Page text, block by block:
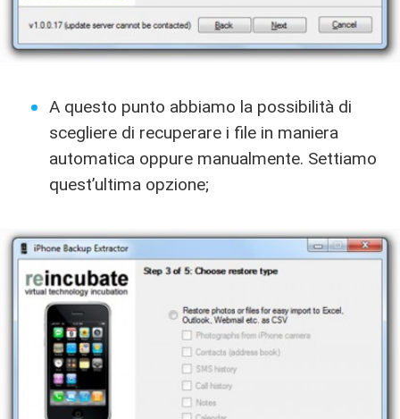
A questo punto abbiamo la possibilità di
scegliere di recuperare i file in maniera
automatica oppure manualmente. Settiamo
quest’ultima opzione;